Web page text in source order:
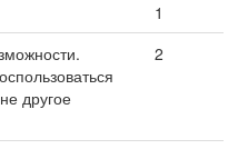
1
другое
2